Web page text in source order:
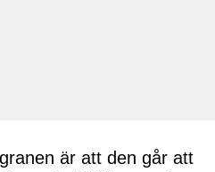
är att den går att